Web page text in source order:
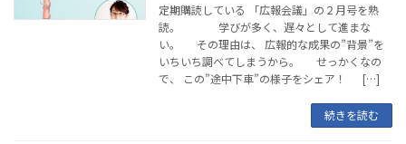
定期購読している 「広報会議」の２月号を熟
読。 学びが多く、遅々として進まな
い。 その理由は、 広報的な成果の”背景”を
いちいち調べてしまうから。 せっかくなの
で、 この”途中下車”の様子をシェア！ […]
続きを読む